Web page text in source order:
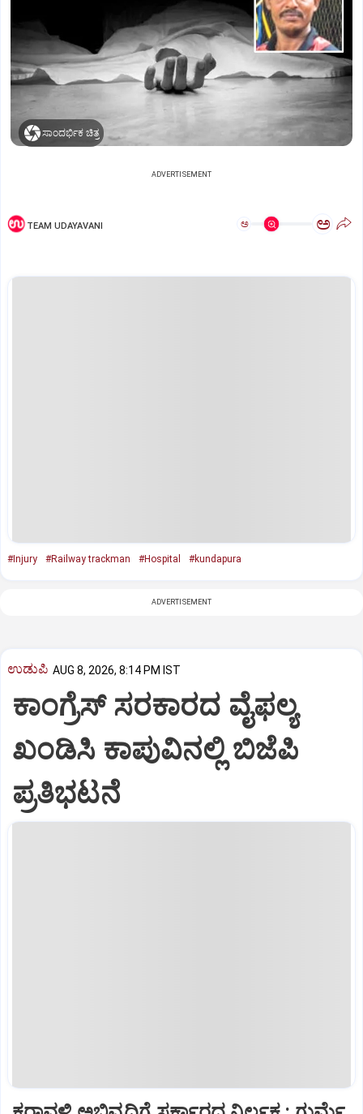
ಸಾಂದರ್ಭಿಕ ಚಿತ್ರ
ADVERTISEMENT
TEAM UDAYAVANI ಅ ಅ
#Injury #Railway trackman #Hospital #kundapura
ADVERTISEMENT
ಉಡುಪಿ AUG 8, 2026, 8:14 PM IST
ಕಾಂಗ್ರೆಸ್ ಸರಕಾರದ ವೈಫಲ್ಯ
ಖಂಡಿಸಿ ಕಾಪುವಿನಲ್ಲಿ ಬಿಜೆಪಿ
ಪ್ರತಿಭಟನೆ